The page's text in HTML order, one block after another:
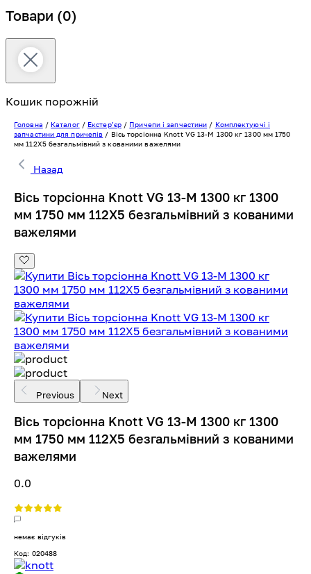
Товари (0)
Кошик порожній
Головна / Каталог/ Екстерʼєр/ Причепи і запчастини / Комплектуючі і
запчастини для причепів / Вісь торсіонна Knott VG 13-M 1300 кг 1300 мм 1750
мм 112Х5 безгальмівний з кованими важелями
Назад
Вісь торсіонна Knott VG 13-M 1300 кг 1300
мм 1750 мм 112Х5 безгальмівний з кованими
важелями
Previous Next
Вісь торсіонна Knott VG 13-M 1300 кг 1300
мм 1750 мм 112Х5 безгальмівний з кованими
важелями
0.0
немає відгуків
Код: 020488